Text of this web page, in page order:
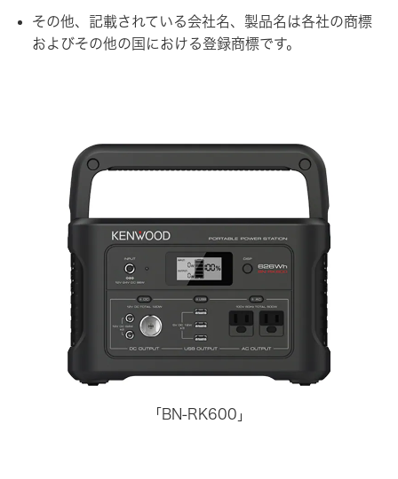
その他、記載されている会社名、製品名は各社の商標
およびその他の国における登録商標です。
「BN-RK600」